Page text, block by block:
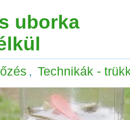
uborka
, Technikák -